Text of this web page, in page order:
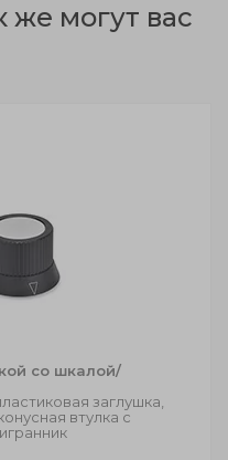
же могут вас
со шкалой/
заглушка,
втулка с